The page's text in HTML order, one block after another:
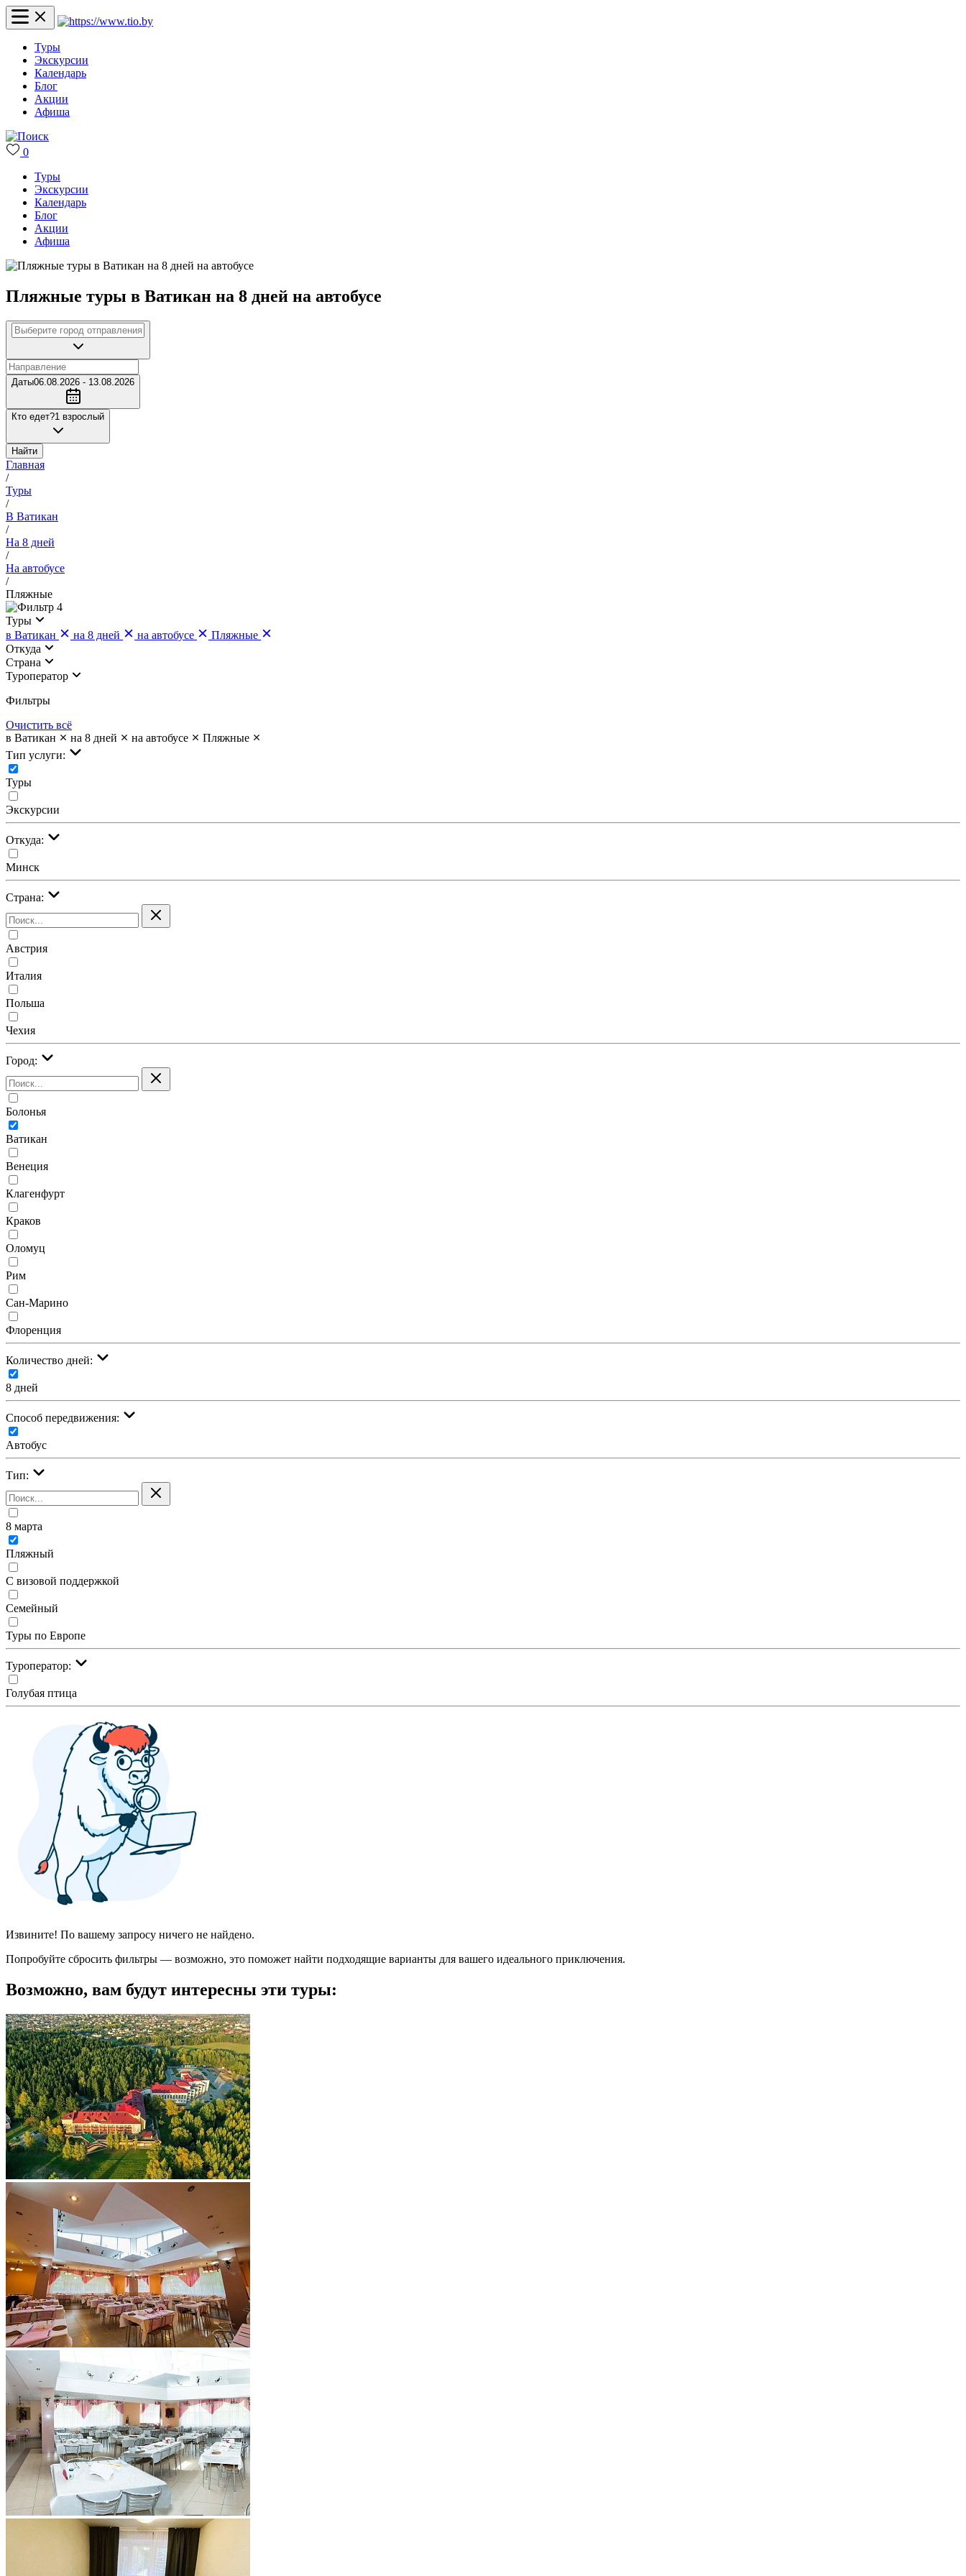
Туры
Экскурсии
Календарь
Блог
Акции
Афиша
0
Туры
Экскурсии
Календарь
Блог
Акции
Афиша
Пляжные туры в Ватикан на 8 дней на автобусе
Даты06.08.2026 - 13.08.2026
Кто едет?1 взрослый
Найти
Главная
/
Туры
/
В Ватикан
/
На 8 дней
/
На автобусе
/
Пляжные
4
Туры
в Ватикан
на 8 дней на автобусе
Пляжные
Откуда
Страна
Туроператор
Фильтры
Очистить всё
в Ватикан
на 8 дней на автобусе
Пляжные
Тип услуги:
Туры
Экскурсии
Откуда:
Минск
Страна:
Австрия
Италия
Польша
Чехия
Город:
Болонья
Ватикан
Венеция
Клагенфурт
Краков
Оломуц
Рим
Сан-Марино
Флоренция
Количество дней:
8 дней
Cпособ передвижения:
Автобус
Тип:
8 марта
Пляжный
С визовой поддержкой
Семейный
Туры по Европе
Туроператор:
Голубая птица
Извините! По вашему запросу ничего не найдено.
Попробуйте сбросить фильтры — возможно, это поможет найти подходящие варианты для вашего идеального приключения.
Возможно, вам будут интересны эти туры: